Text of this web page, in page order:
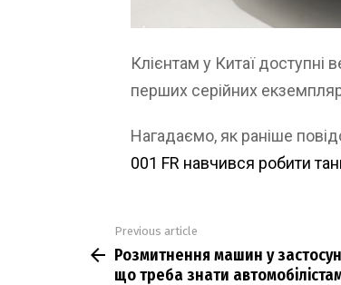
Клієнтам у Китаї доступні
перших серійних
Нагадаємо, як раніше
001 FR навчився робити
more
Previous article
Розмитнення машин у
що треба знати